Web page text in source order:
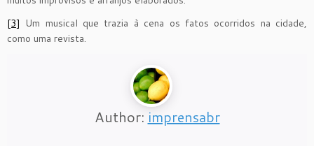
[3] Um musical que trazia à cena os fatos ocorridos na cidade,
como uma revista.
Author: imprensabr